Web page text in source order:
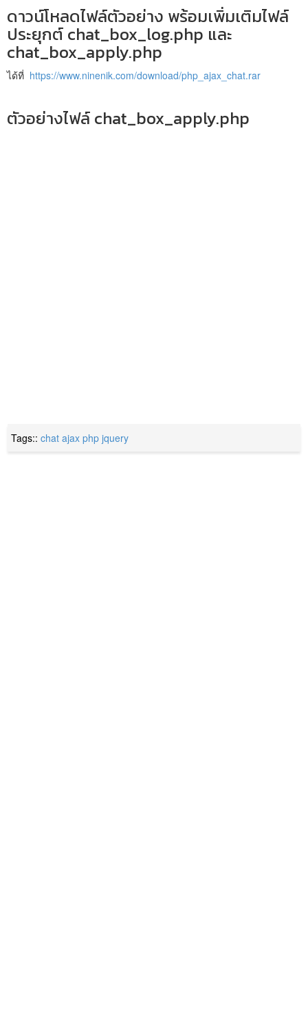
ดาวน์โหลดไฟล์ตัวอย่าง พร้อมเพิ่มเติมไฟล์
ประยุกต์ chat_box_log.php และ
chat_box_apply.php
ได้ที่ https://www.ninenik.com/download/php_ajax_chat.rar
ตัวอย่างไฟล์ chat_box_apply.php
Tags::chat ajax php jquery